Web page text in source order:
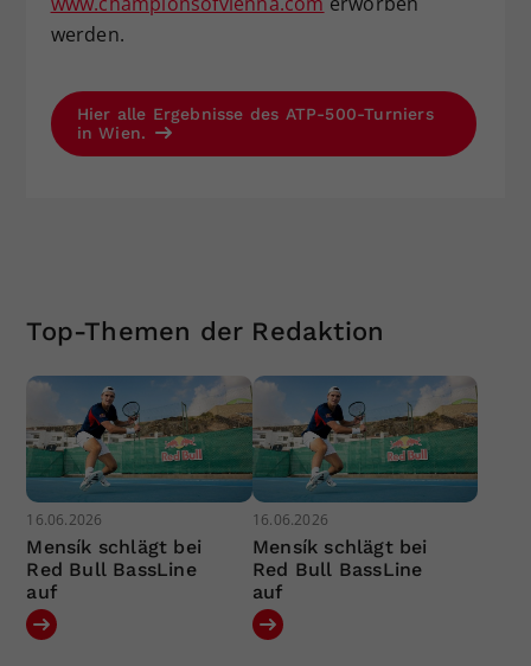
werden.
Hier alle Ergebnisse des ATP-500-Turniers
in Wien.
Top-Themen der Redaktion
16.06.2026
Mensík schlägt bei
Red Bull BassLine
auf
16.06.2026
Mensík schlägt bei
Red Bull BassLine
auf